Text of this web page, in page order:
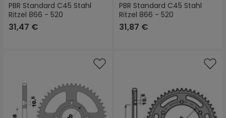
PBR Standard C45 Stahl
Ritzel 866 - 520
31,47 €
PBR Standard C45 Stahl
Ritzel 866 - 520
31,87 €